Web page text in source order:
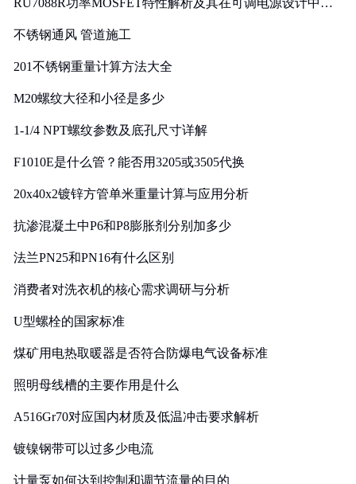
RU7088R功率MOSFET特性解析及其在可调电源设计中的
不锈钢通风 管道施工
201不锈钢重量计算方法大全
M20螺纹大径和小径是多少
1-1/4 NPT螺纹参数及底孔尺寸详解
F1010E是什么管？能否用3205或3505代换
20x40x2镀锌方管单米重量计算与应用分析
抗渗混凝土中P6和P8膨胀剂分别加多少
法兰PN25和PN16有什么区别
消费者对洗衣机的核心需求调研与分析
U型螺栓的国家标准
煤矿用电热取暖器是否符合防爆电气设备标准
照明母线槽的主要作用是什么
A516Gr70对应国内材质及低温冲击要求解析
镀镍钢带可以过多少电流
计量泵如何达到控制和调节流量的目的